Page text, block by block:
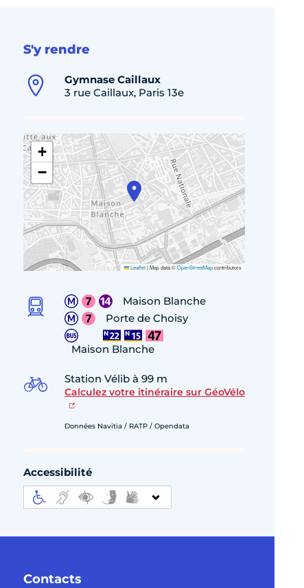
S'y rendre
Gymnase Caillaux
3 rue Caillaux, Paris 13e
+
−
Leaflet|Map data ©OpenStreetMapcontributors
Maison Blanche
Porte de Choisy
Maison Blanche
Station Vélib à 99 m
Calculez votre itinéraire sur GéoVélo
Données Navitia / RATP / Opendata
Accessibilité
Contacts